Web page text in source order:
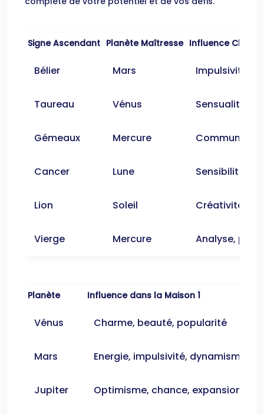
Signe Ascendant Planète Maîtresse Influence Clé
Bélier Mars Impulsivité,
Taureau Vénus Sensualité,
Gémeaux Mercure
Cancer Lune Sensibilité,
Lion Soleil Créativité,
Vierge Mercure Analyse,
Planète Influence dans la Maison 1
Vénus Charme, beauté, popularité
Mars Energie, impulsivité, dynamisme
Jupiter Optimisme, chance, expansion